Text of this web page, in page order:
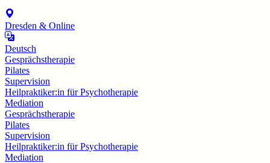
Dresden & Online
Deutsch
Gesprächstherapie
Pilates
Supervision
Heilpraktiker:in für Psychotherapie
Mediation
Gesprächstherapie
Pilates
Supervision
Heilpraktiker:in für Psychotherapie
Mediation